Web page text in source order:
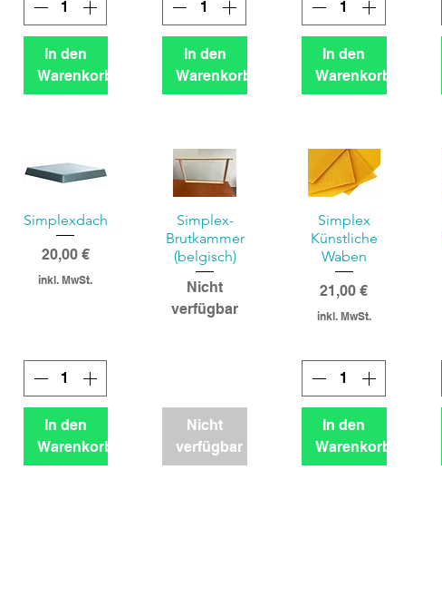
In den
Warenkorb
In den
Warenkorb
In den
Warenkorb
Simplexdach
Preis
20,00 €
inkl. MwSt.
In den
Warenkorb
Simplex-
Brutkammer
(belgisch)
Nicht
verfügbar
Nicht
verfügbar
Simplex
Künstliche
Waben
Preis
21,00 €
inkl. MwSt.
In den
Warenkorb